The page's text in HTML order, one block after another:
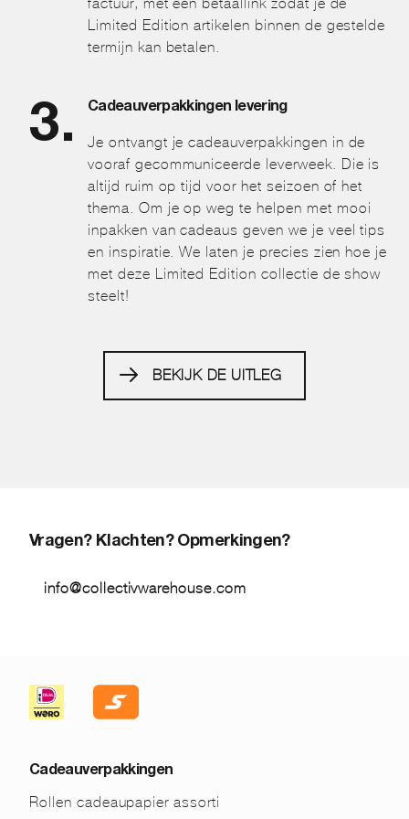
Limited Edition artikelen binnen de gestelde
termijn kan betalen.
Cadeauverpakkingen levering
Je ontvangt je cadeauverpakkingen in de
vooraf gecommuniceerde leverweek. Die is
altijd ruim op tijd voor het seizoen of het
thema. Om je op weg te helpen met mooi
inpakken van cadeaus geven we je veel tips
en inspiratie. We laten je precies zien hoe je
met deze Limited Edition collectie de show
steelt!
BEKIJK DE UITLEG
Vragen? Klachten? Opmerkingen?
info@collectivwarehouse.com
Cadeauverpakkingen
Rollen cadeaupapier assorti